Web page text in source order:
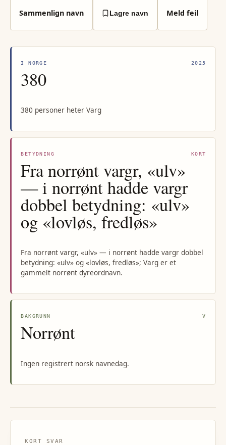
Sammenlign navn Lagre navn Meld feil
I NORGE 2025
380
380 personer heter Varg
BETYDNING KORT
Fra norrønt vargr, «ulv»
— i norrønt hadde vargr
dobbel betydning: «ulv»
og «lovløs, fredløs»
Fra norrønt vargr, «ulv» — i norrønt hadde vargr dobbel
betydning: «ulv» og «lovløs, fredløs»; Varg er et
gammelt norrønt dyreordnavn.
BAKGRUNN V
Norrønt
Ingen registrert norsk navnedag.
KORT SVAR